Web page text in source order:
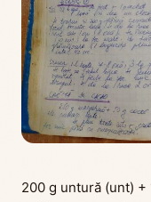
200 g untură (unt) +